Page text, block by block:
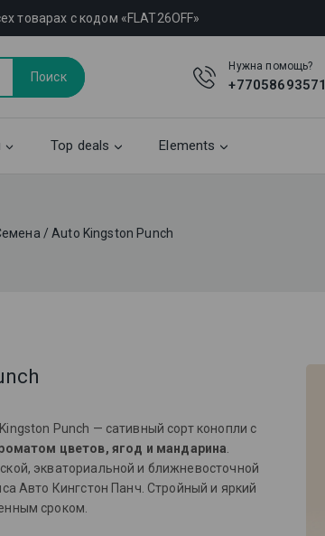
товарах с кодом «FLAT26OFF»
Поиск
Нужна помощь?
+77058693571
Top deals Elements
/ Auto Kingston Punch
Punch — сативный сорт конопли с
цветов, ягод и мандарина
экваториальной и ближневосточной
Авто Кингстон Панч. Стройный и яркий
сроком.